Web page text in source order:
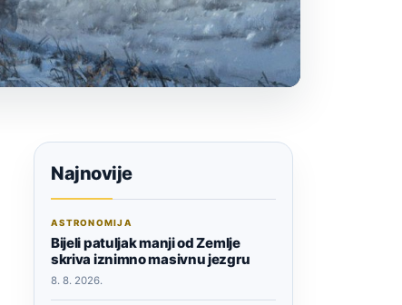
Najnovije
ASTRONOMIJA
Bijeli patuljak manji od Zemlje
skriva iznimno masivnu jezgru
8. 8. 2026.